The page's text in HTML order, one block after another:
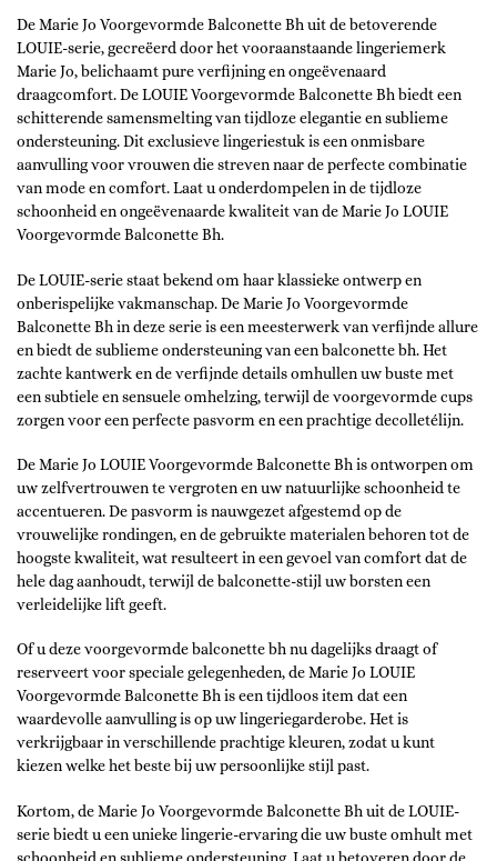
De Marie Jo Voorgevormde Balconette Bh uit de betoverende
LOUIE-serie, gecreëerd door het vooraanstaande lingeriemerk
Marie Jo, belichaamt pure verfijning en ongeëvenaard
draagcomfort. De LOUIE Voorgevormde Balconette Bh biedt een
schitterende samensmelting van tijdloze elegantie en sublieme
ondersteuning. Dit exclusieve lingeriestuk is een onmisbare
aanvulling voor vrouwen die streven naar de perfecte combinatie
van mode en comfort. Laat u onderdompelen in de tijdloze
schoonheid en ongeëvenaarde kwaliteit van de Marie Jo LOUIE
Voorgevormde Balconette Bh.
De LOUIE-serie staat bekend om haar klassieke ontwerp en
onberispelijke vakmanschap. De Marie Jo Voorgevormde
Balconette Bh in deze serie is een meesterwerk van verfijnde allure
en biedt de sublieme ondersteuning van een balconette bh. Het
zachte kantwerk en de verfijnde details omhullen uw buste met
een subtiele en sensuele omhelzing, terwijl de voorgevormde cups
zorgen voor een perfecte pasvorm en een prachtige decolletélijn.
De Marie Jo LOUIE Voorgevormde Balconette Bh is ontworpen om
uw zelfvertrouwen te vergroten en uw natuurlijke schoonheid te
accentueren. De pasvorm is nauwgezet afgestemd op de
vrouwelijke rondingen, en de gebruikte materialen behoren tot de
hoogste kwaliteit, wat resulteert in een gevoel van comfort dat de
hele dag aanhoudt, terwijl de balconette-stijl uw borsten een
verleidelijke lift geeft.
Of u deze voorgevormde balconette bh nu dagelijks draagt of
reserveert voor speciale gelegenheden, de Marie Jo LOUIE
Voorgevormde Balconette Bh is een tijdloos item dat een
waardevolle aanvulling is op uw lingeriegarderobe. Het is
verkrijgbaar in verschillende prachtige kleuren, zodat u kunt
kiezen welke het beste bij uw persoonlijke stijl past.
Kortom, de Marie Jo Voorgevormde Balconette Bh uit de LOUIE-
serie biedt u een unieke lingerie-ervaring die uw buste omhult met